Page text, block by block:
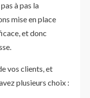
à pas la
mise en place
et donc
vos clients, et
plusieurs choix :